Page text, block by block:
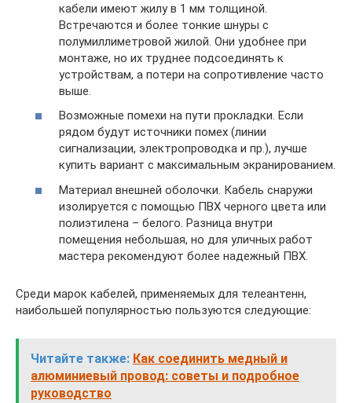
кабели имеют жилу в 1 мм толщиной.
Встречаются и более тонкие шнуры с
полумиллиметровой жилой. Они удобнее при
монтаже, но их труднее подсоединять к
устройствам, а потери на сопротивление часто
выше.
Возможные помехи на пути прокладки. Если
рядом будут источники помех (линии
сигнализации, электропроводка и пр.), лучше
купить вариант с максимальным экранированием.
Материал внешней оболочки. Кабель снаружи
изолируется с помощью ПВХ черного цвета или
полиэтилена – белого. Разница внутри
помещения небольшая, но для уличных работ
мастера рекомендуют более надежный ПВХ.
Среди марок кабелей, применяемых для телеантенн,
наибольшей популярностью пользуются следующие:
Читайте также: Как соединить медный и
алюминиевый провод: советы и подробное
руководство